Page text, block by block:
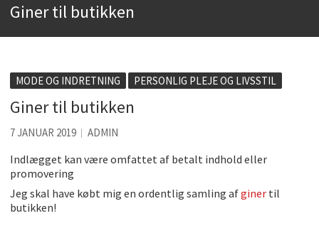
Accuro SAP konsulenter
Kølig hvidvin på en varm sommerdag
Få baren hjem til dig
Det er blevet nemmere at spise sund mad ude
De fem bedste brunchsteder på Sjælland
Sjove oplevelsesmuligheder i København
Giner til butikken
MODE OG INDRETNING PERSONLIG PLEJE OG LIVSSTIL
Giner til butikken
7 JANUAR 2019 ADMIN
Indlægget kan være omfattet af betalt indhold eller
promovering
Jeg skal have købt mig en ordentlig samling afginer til
butikken!